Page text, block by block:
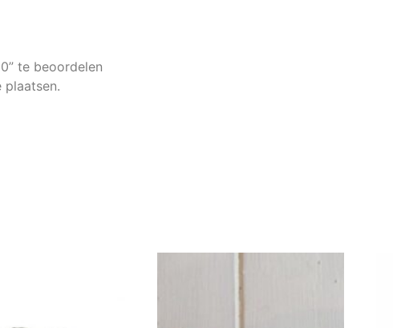
te beoordelen
plaatsen.